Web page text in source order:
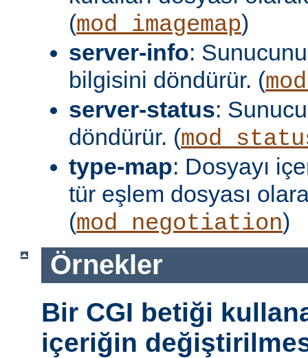
(mod_imagemap)
server-info:
bilgisini döndürür. (
server-status:
döndürür. (
type-map: Dosyayı
tür eşlem dosyası
(mod_negotiation)
Örnekler
Bir CGI betiği
içeriğin